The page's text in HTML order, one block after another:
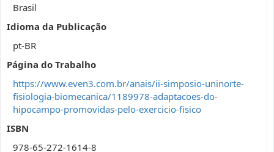
Brasil
Idioma da Publicação
pt-BR
Página do Trabalho
https://www.even3.com.br/anais/ii-simposio-uninorte-
fisiologia-biomecanica/1189978-adaptacoes-do-
hipocampo-promovidas-pelo-exercicio-fisico
ISBN
978-65-272-1614-8